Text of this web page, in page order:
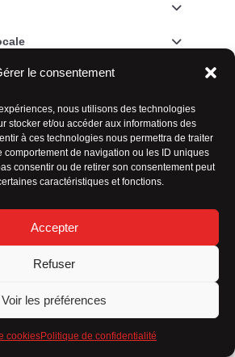
le consentement
nous utilisons des technologies
stocker et/ou accéder aux informations des
à ces technologies nous permettra de traiter
comportement de navigation ou les ID uniques
consentir ou de retirer son consentement peut
caractéristiques et fonctions.
Accepter
Refuser
Voir les préférences
cookiesPolitique de confidentialité
la qualité
axée sur le client, ma
souci du détail font toute la
depuis 35 ans
de chauffeur de